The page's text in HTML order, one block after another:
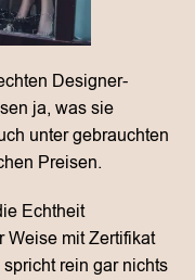
Designer-
ja, was sie
unter gebrauchten
Preisen.
Echtheit
Weise mit Zertifikat
rein gar nichts